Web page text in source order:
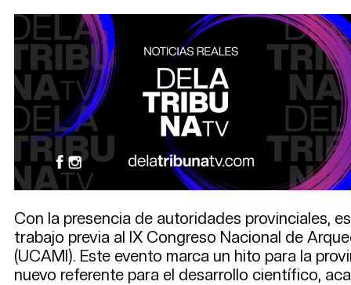
Con la presencia de autoridades provinciales,
trabajo previa al IX Congreso Nacional de
(UCAMI). Este evento marca un hito para la
nuevo referente para el desarrollo científico,